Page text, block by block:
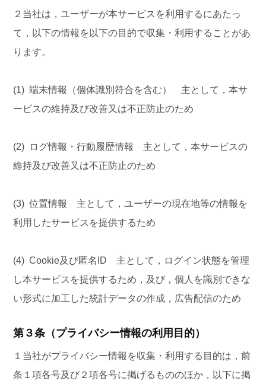
２当社は，ユーザーが本サービスを利用するにあたっ
て，以下の情報を以下の目的で収集・利用することがあ
ります。
(1) 端末情報（個体識別符合を含む） 主として，本サ
ービスの維持及び改善又は不正防止のため
(2) ログ情報・行動履歴情報 主として，本サービスの
維持及び改善又は不正防止のため
(3) 位置情報 主として，ユーザーの現在地等の情報を
利用したサービスを提供するため
(4) Cookie及び匿名ID 主として，ログイン状態を管理
し本サービスを提供するため，及び，個人を識別できな
い形式に加工した統計データの作成，広告配信のため
第３条（プライバシー情報の利用目的）
１当社がプライバシー情報を収集・利用する目的は，前
条１項各号及び２項各号に掲げるもののほか，以下に掲